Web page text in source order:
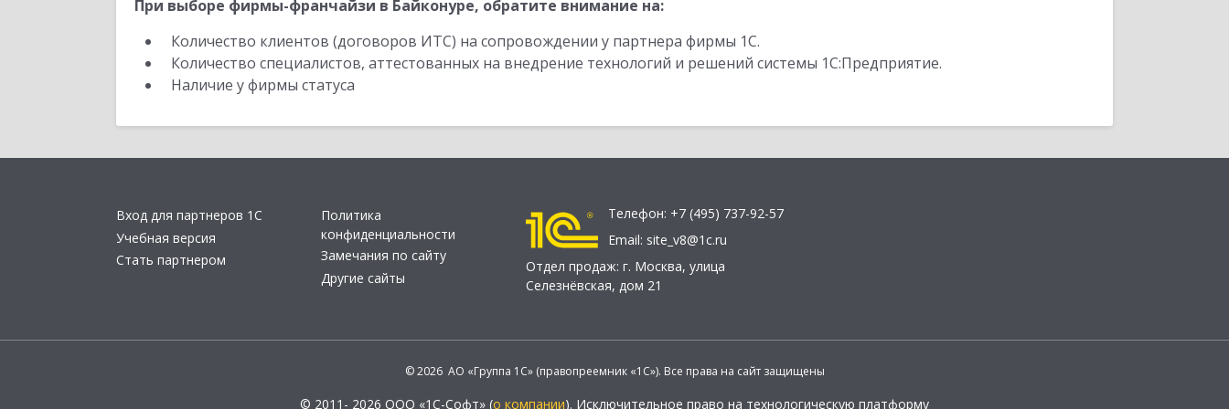
При выборе фирмы-франчайзи в Байконуре, обратите внимание на:
Количество клиентов (договоров ИТС) на сопровождении у партнера фирмы 1С.
Количество специалистов, аттестованных на внедрение технологий и решений системы 1С:Предприятие.
Наличие у фирмы статуса
Вход для партнеров 1С
Учебная версия
Стать партнером
Политика
конфиденциальности
Замечания по сайту
Другие сайты
Телефон: +7 (495) 737-92-57
Email: site_v8@1c.ru
Отдел продаж: г. Москва, улица
Селезнёвская, дом 21
© 2026 АО «Группа 1С» (правопреемник «1С»). Все права на сайт защищены
© 2011- 2026 ООО «1С-Софт» (о компании). Исключительное право на технологическую платформу